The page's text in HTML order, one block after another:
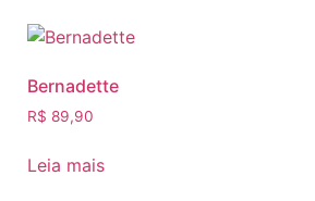
Bernadette
R$ 89,90
Leia mais